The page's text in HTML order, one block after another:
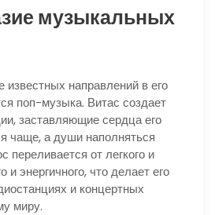
музыкальных
направлений в его
поп-музыка. Витас создает
заставляющие сердца его
чаще, а души наполняться
переливается от легкого и
и энергичного, что делает его
и концертных
миру.